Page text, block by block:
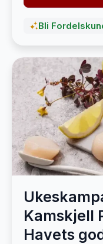
Bli
Kamskjell
Havets